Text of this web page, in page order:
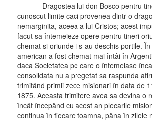
Dragostea lui don Bosco pentru
cunoscut limite caci provenea dintr-o
nemarginita, aceea a lui Cristos; acest
facut sa întemeieze opere pentru tineri
chemat si oriunde i s-au deschis portile. În
american a fost chemat mai întâi în
daca Societatea pe care o întemeiase
consolidata nu a pregetat sa raspunda
trimitând primii zece misionari în data de
1875. Aceasta trimitere avea sa devina o
încât începând cu acest an plecarile
continua în fiecare toamna, pâna în zilele